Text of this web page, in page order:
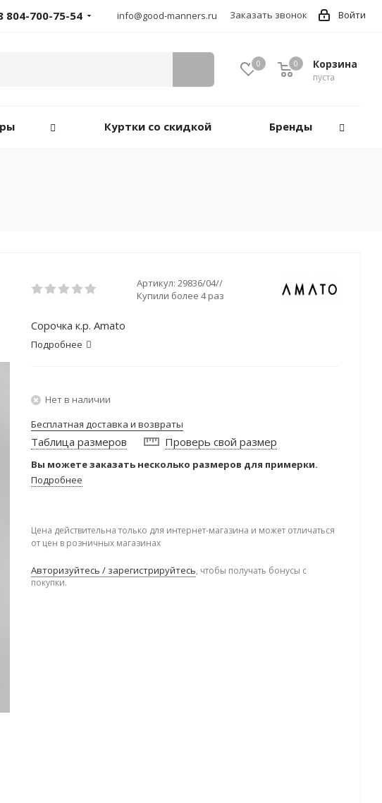
Войти
804-700-75-54 info@good-manners.ru Заказать звонок
0 Корзина
пуста
0
Куртки со скидкой Бренды
Артикул: 29836/04//
Купили более 4 раз
Сорочка к.р. Amato
Подробнее
Нет в наличии
Бесплатная доставка и возвраты
Таблица размеров Проверь свой размер
Вы можете заказать несколько размеров для примерки.
Подробнее
Цена действительна только для интернет-магазина и может отличаться
от цен в розничных магазинах
Авторизуйтесь / зарегистрируйтесь, чтобы получать бонусы с
покупки.